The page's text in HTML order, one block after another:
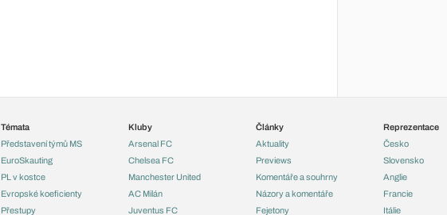
Témata
Představení týmů MS
EuroSkauting
PL v kostce
Evropské koeficienty
Přestupy
Kluby
Arsenal FC
Chelsea FC
Manchester United
AC Milán
Juventus FC
Články
Aktuality
Previews
Komentáře a souhrny
Názory a komentáře
Fejetony
Reprezentace
Česko
Slovensko
Anglie
Francie
Itálie